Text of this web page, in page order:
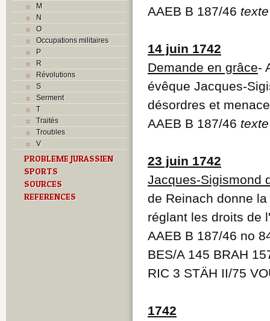
M
N
O
Occupations militaires
P
R
Révolutions
S
Serment
T
Traités
Troubles
V
PROBLEME JURASSIEN
SPORTS
SOURCES
REFERENCES
AAEB B 187/46 texte
14 juin 1742
Demande en grâce-
évêque Jacques-
désordres et
AAEB B 187/46 texte
23 juin 1742
Jacques-Sigismond
de Reinach donne
réglant les droits de
AAEB B 187/46 no
BES/A 145 BRAH
RIC 3 STÄH II/75
1742